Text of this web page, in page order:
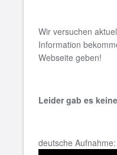
Wir versuchen
Information
Webseite geben!
Leider gab es
deutsche Aufnahme: